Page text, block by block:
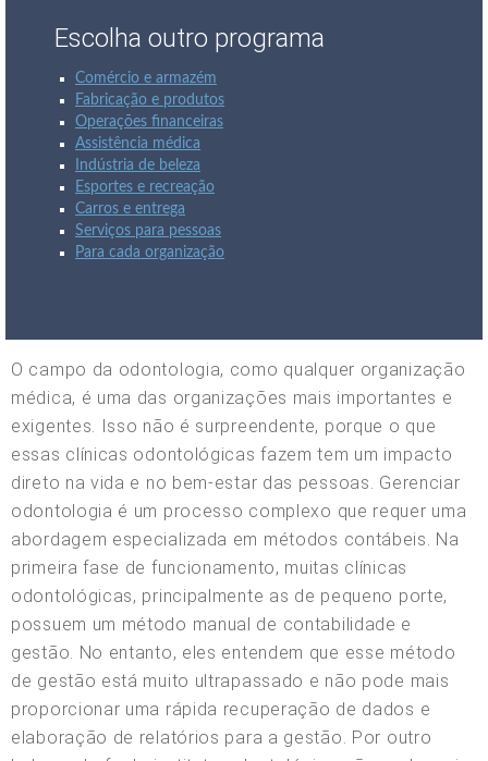
Escolha outro programa
Comércio e armazém
Fabricação e produtos
Operações financeiras
Assistência médica
Indústria de beleza
Esportes e recreação
Carros e entrega
Serviços para pessoas
Para cada organização
O campo da odontologia, como qualquer organização
médica, é uma das organizações mais importantes e
exigentes. Isso não é surpreendente, porque o que
essas clínicas odontológicas fazem tem um impacto
direto na vida e no bem-estar das pessoas. Gerenciar
odontologia é um processo complexo que requer uma
abordagem especializada em métodos contábeis. Na
primeira fase de funcionamento, muitas clínicas
odontológicas, principalmente as de pequeno porte,
possuem um método manual de contabilidade e
gestão. No entanto, eles entendem que esse método
de gestão está muito ultrapassado e não pode mais
proporcionar uma rápida recuperação de dados e
elaboração de relatórios para a gestão. Por outro